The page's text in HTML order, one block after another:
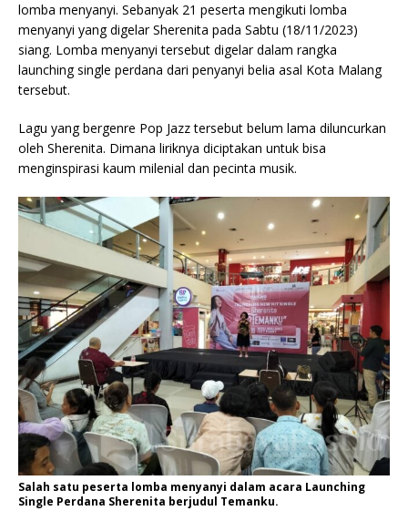
lomba menyanyi. Sebanyak 21 peserta mengikuti lomba
menyanyi yang digelar Sherenita pada Sabtu (18/11/2023)
siang. Lomba menyanyi tersebut digelar dalam rangka
launching single perdana dari penyanyi belia asal Kota Malang
tersebut.
Lagu yang bergenre Pop Jazz tersebut belum lama diluncurkan
oleh Sherenita. Dimana liriknya diciptakan untuk bisa
menginspirasi kaum milenial dan pecinta musik.
Salah satu peserta lomba menyanyi dalam acara Launching
Single Perdana Sherenita berjudul Temanku.